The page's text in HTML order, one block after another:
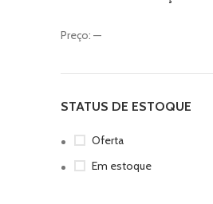
Preço: —
STATUS DE ESTOQUE
Oferta
Em estoque